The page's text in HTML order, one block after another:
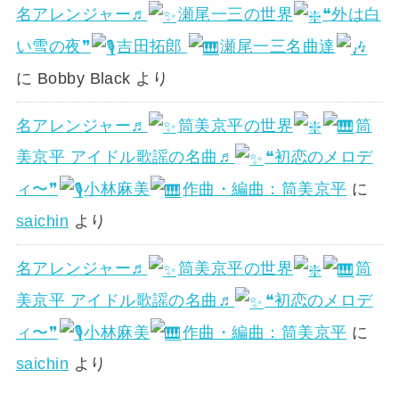
名アレンジャー♬ 瀬尾一三の世界
❝外は白
い雪の夜❞
吉田拓郎
瀬尾一三名曲達
に Bobby Black より
名アレンジャー♬ 筒美京平の世界
筒
美京平 アイドル歌謡の名曲♬
❝初恋のメロデ
ィ〜❞
小林麻美 作曲・編曲：筒美京平 に
saichin より
名アレンジャー♬ 筒美京平の世界
筒
美京平 アイドル歌謡の名曲♬
❝初恋のメロデ
ィ〜❞
小林麻美 作曲・編曲：筒美京平 に
saichin より